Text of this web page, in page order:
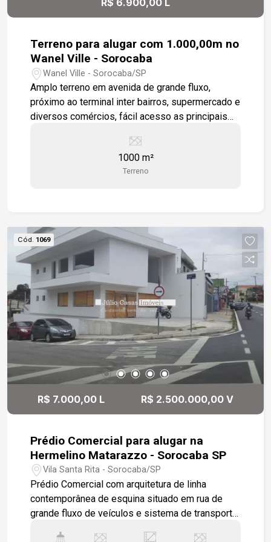
adequadas para empreendimentos como
Ideal para quem busca uma solução completa
para suas necessidades comerciais ou
residenciais específicas. Estamos à disposição
para te atender. Gostaria de saber mais
informações ou agendar uma visita?
R$ 6.900,00 L
Terreno para alugar com 1.000,00m no
Wanel Ville - Sorocaba
Wanel Ville - Sorocaba/SP
Amplo terreno em avenida de grande fluxo,
próximo ao terminal inter bairros, supermercado e
diversos comércios, fácil acesso as principais
informações ou agendar uma visita?
1000 m²
Terreno
Cód. 1069
R$ 7.000,00 L R$ 2.500.000,00 V
Prédio Comercial para alugar na
Hermelino Matarazzo - Sorocaba SP
Vila Santa Rita - Sorocaba/SP
Prédio Comercial com arquitetura de linha
contemporânea de esquina situado em rua de
grande fluxo de veículos e sistema de transporte